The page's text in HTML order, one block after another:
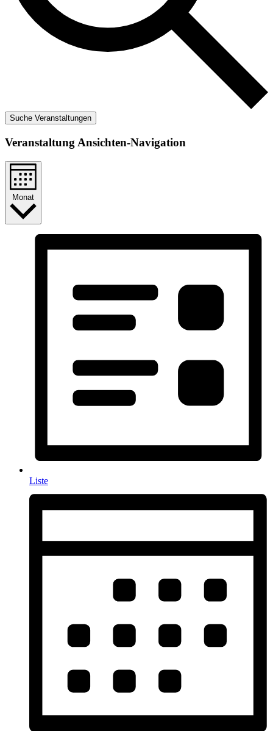
Suche Veranstaltungen
Veranstaltung Ansichten-Navigation
Monat
Liste